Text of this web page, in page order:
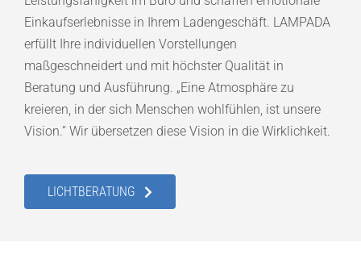
Einkaufserlebnisse in Ihrem Ladengeschäft. LAMPADA
erfüllt Ihre individuellen Vorstellungen
maßgeschneidert und mit höchster Qualität in
Beratung und Ausführung. „Eine Atmosphäre zu
kreieren, in der sich Menschen wohlfühlen, ist unsere
Vision.” Wir übersetzen diese Vision in die Wirklichkeit.
LICHTBERATUNG